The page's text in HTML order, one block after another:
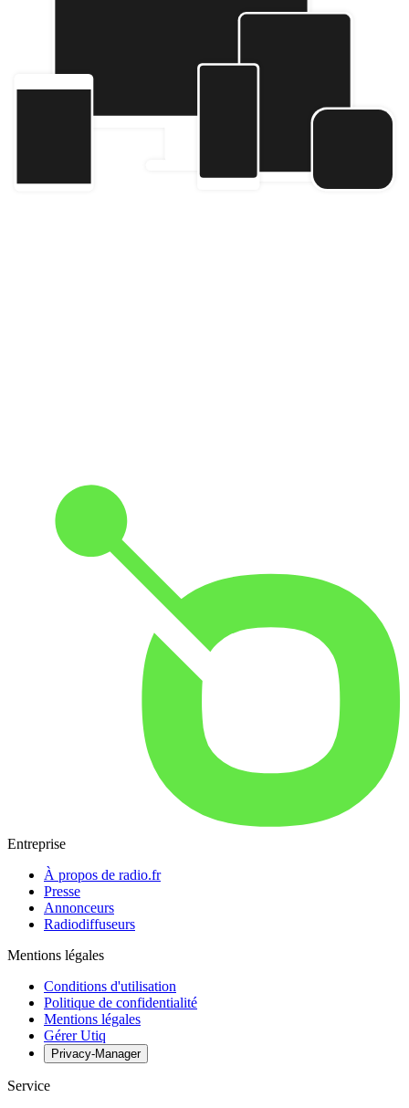
Entreprise
À propos de radio.fr
Presse
Annonceurs
Radiodiffuseurs
Mentions légales
Conditions d'utilisation
Politique de confidentialité
Mentions légales
Gérer Utiq
Privacy-Manager
Service